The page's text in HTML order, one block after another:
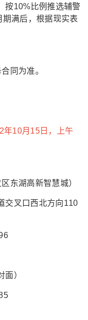
按10%比例推选辅警
满后，根据现实表
同为准。
年10月15日，上午
东湖高新智慧城）
交叉口西北方向110
）